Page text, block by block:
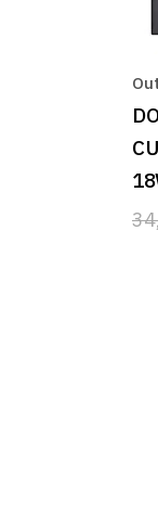
El
El